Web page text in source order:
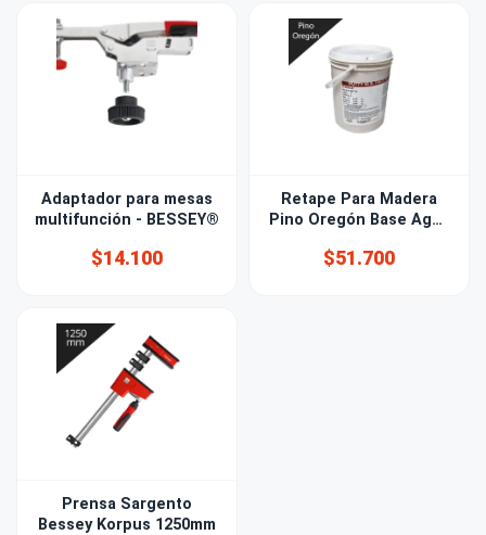
Adaptador para mesas
multifunción - BESSEY®
$14.100
Retape Para Madera
Pino Oregón Base Agua
$51.700
Prensa Sargento
Bessey Korpus 1250mm